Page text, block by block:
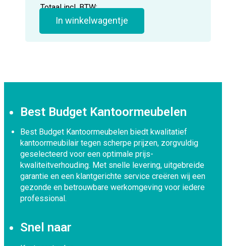
Totaal incl. BTW:
In winkelwagentje
Best Budget Kantoormeubelen
Best Budget Kantoormeubelen biedt kwalitatief
kantoormeubilair tegen scherpe prijzen, zorgvuldig
geselecteerd voor een optimale prijs-
kwaliteitverhouding. Met snelle levering, uitgebreide
garantie en een klantgerichte service creëren wij een
gezonde en betrouwbare werkomgeving voor iedere
professional.
Snel naar